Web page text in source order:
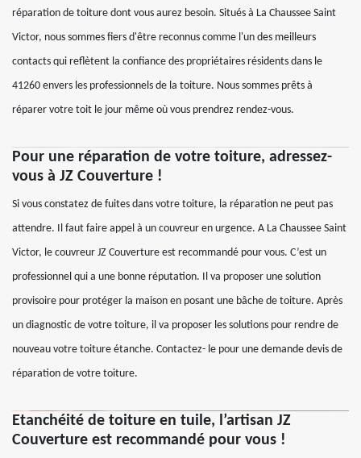
réparation de toiture dont vous aurez besoin. Situés à La Chaussee Saint
Victor, nous sommes fiers d'être reconnus comme l'un des meilleurs
contacts qui reflètent la confiance des propriétaires résidents dans le
41260 envers les professionnels de la toiture. Nous sommes prêts à
réparer votre toit le jour même où vous prendrez rendez-vous.
Pour une réparation de votre toiture, adressez-
vous à JZ Couverture !
Si vous constatez de fuites dans votre toiture, la réparation ne peut pas
attendre. Il faut faire appel à un couvreur en urgence. A La Chaussee Saint
Victor, le couvreur JZ Couverture est recommandé pour vous. C’est un
professionnel qui a une bonne réputation. Il va proposer une solution
provisoire pour protéger la maison en posant une bâche de toiture. Après
un diagnostic de votre toiture, il va proposer les solutions pour rendre de
nouveau votre toiture étanche. Contactez- le pour une demande devis de
réparation de votre toiture.
Etanchéité de toiture en tuile, l’artisan JZ
Couverture est recommandé pour vous !